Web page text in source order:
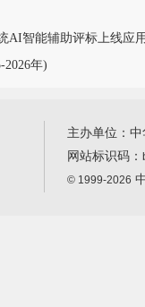
AI智能辅助评标上线应
年)
主办单位：
网站标识码：
© 1999-2026